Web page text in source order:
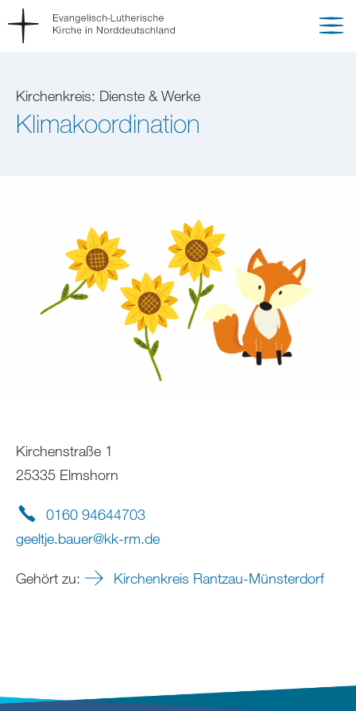
Kirchenkreis: Dienste & Werke
Klimakoordination
Kirchenstraße 1
25335 Elmshorn
0160 94644703
geeltje.bauer@kk-rm.de
Gehört zu: Kirchenkreis Rantzau-Münsterdorf